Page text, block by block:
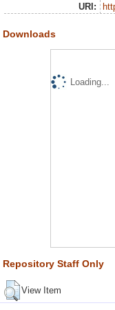
URI:
Downloads
Loading...
Repository Staff Only
View Item